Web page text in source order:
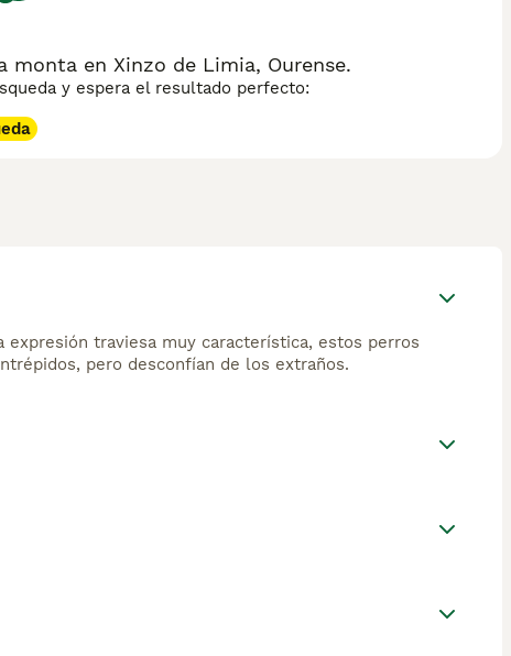
monta en Xinzo de Limia, Ourense.
y espera el resultado perfecto:
traviesa muy característica, estos perros
pero desconfían de los extraños.